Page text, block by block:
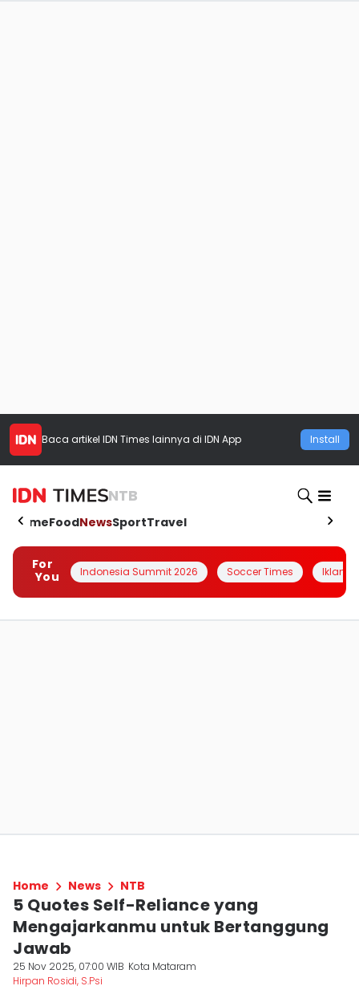
Baca artikel IDN Times lainnya di IDN App Install
NTB
HomeFoodNewsSportTravel
For
You
Indonesia Summit 2026 Soccer Times Iklanin
Home News NTB
5 Quotes Self-Reliance yang
Mengajarkanmu untuk Bertanggung
Jawab
25 Nov 2025, 07:00 WIB Kota Mataram
Hirpan Rosidi, S.Psi